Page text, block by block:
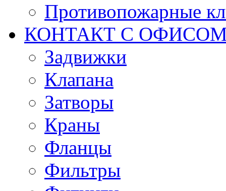
Противопожарные
КОНТАКТ С ОФИСОМ
Задвижки
Клапана
Затворы
Краны
Фланцы
Фильтры